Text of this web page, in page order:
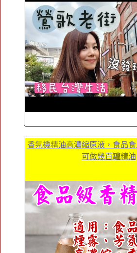
香氛機精油高濃縮原液，食品
可做幾百罐精油